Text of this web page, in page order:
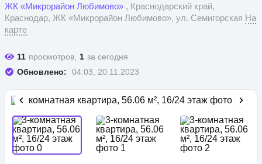
ЖК «Микрорайон Любимово» , Краснодарский край,
Краснодар, ЖК «Микрорайон Любимово», ул. Семигорская На
карте
11 просмотров, 1 за сегодня
Обновлено:
04:03, 20.11.2023